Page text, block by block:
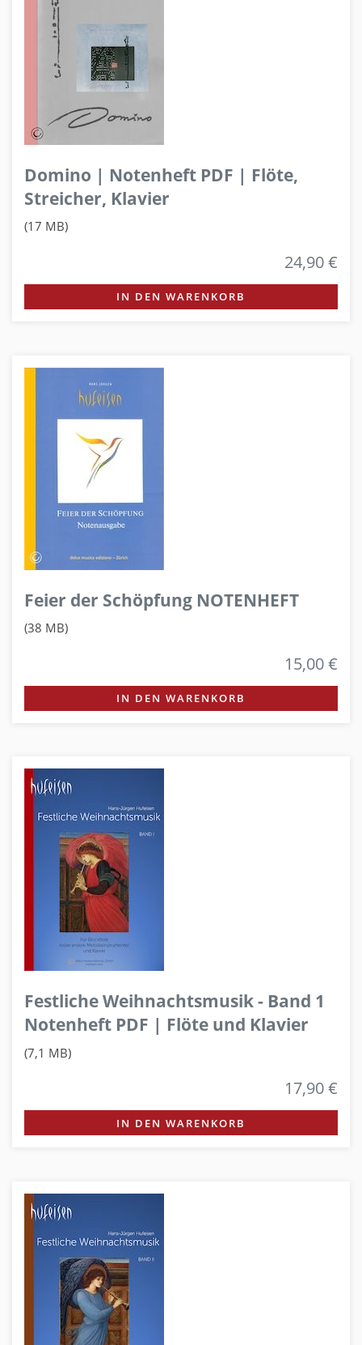
Domino | Notenheft PDF | Flöte,
Streicher, Klavier
(17 MB)
24,90 €
IN DEN WARENKORB
Feier der Schöpfung NOTENHEFT
(38 MB)
15,00 €
IN DEN WARENKORB
Festliche Weihnachtsmusik - Band 1
Notenheft PDF | Flöte und Klavier
(7,1 MB)
17,90 €
IN DEN WARENKORB